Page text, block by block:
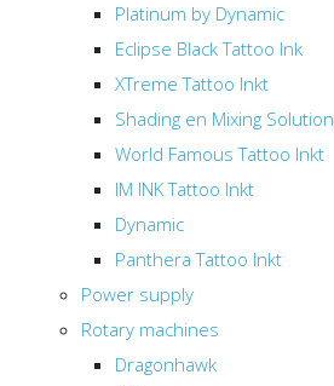
Platinum by Dynamic
Eclipse Black Tattoo Ink
XTreme Tattoo Inkt
Shading en Mixing Solution
World Famous Tattoo Inkt
IM INK Tattoo Inkt
Dynamic
Panthera Tattoo Inkt
Power supply
Rotary machines
Dragonhawk